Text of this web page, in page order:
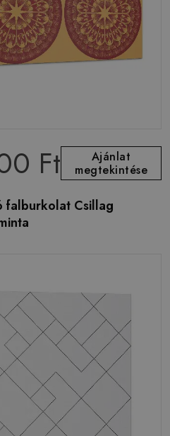
Ft
Ajánlat
megtekintése
falburkolat Csillag